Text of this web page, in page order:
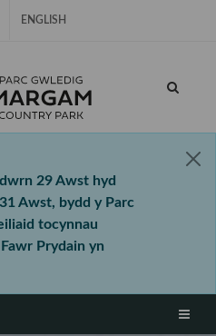
ENGLISH
29 Awst hyd
Awst, bydd y Parc
tocynnau
Prydain yn